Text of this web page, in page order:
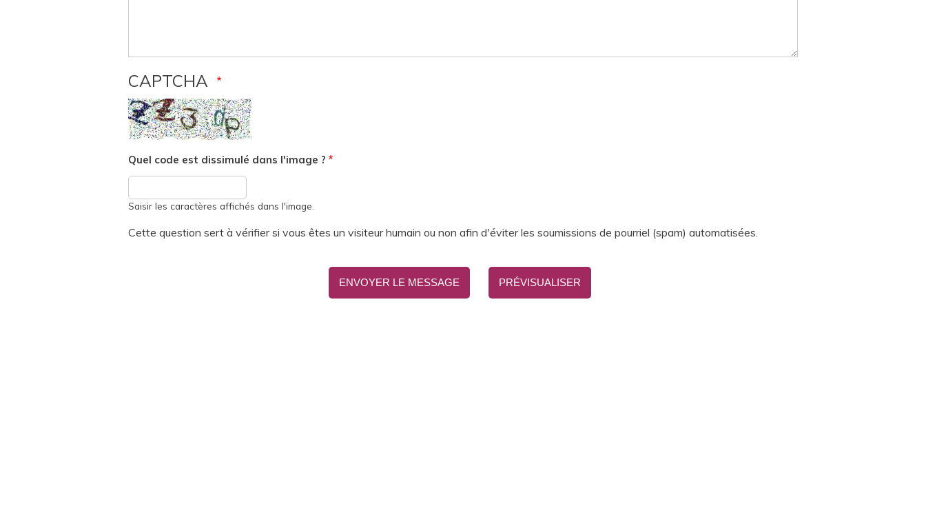
CAPTCHA
Quel code est dissimulé dans l'image ?
Saisir les caractères affichés dans l'image.
Cette question sert à vérifier si vous êtes un visiteur humain ou non afin d'éviter les soumissions de pourriel (spam) automatisées.